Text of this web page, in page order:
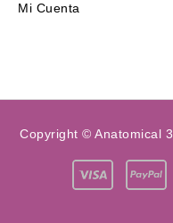
Mi Cuenta
Copyright © Anatomical